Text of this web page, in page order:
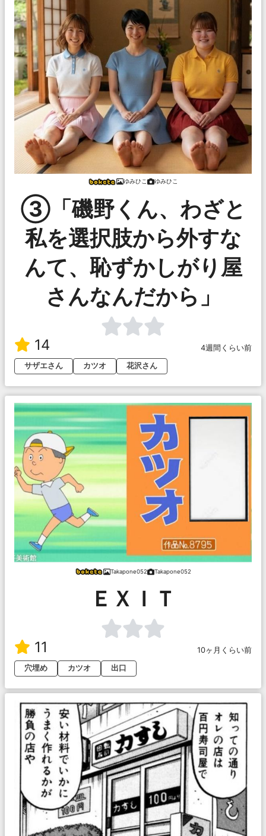
ゆみひこ ゆみひこ
③「磯野くん、わざと
私を選択肢から外すな
んて、恥ずかしがり屋
さんなんだから」
14
4週間くらい前
サザエさん
カツオ 花沢さん
Takapone052 Takapone052
ＥＸＩＴ
11
10ヶ月くらい前
穴埋め
カツオ 出口